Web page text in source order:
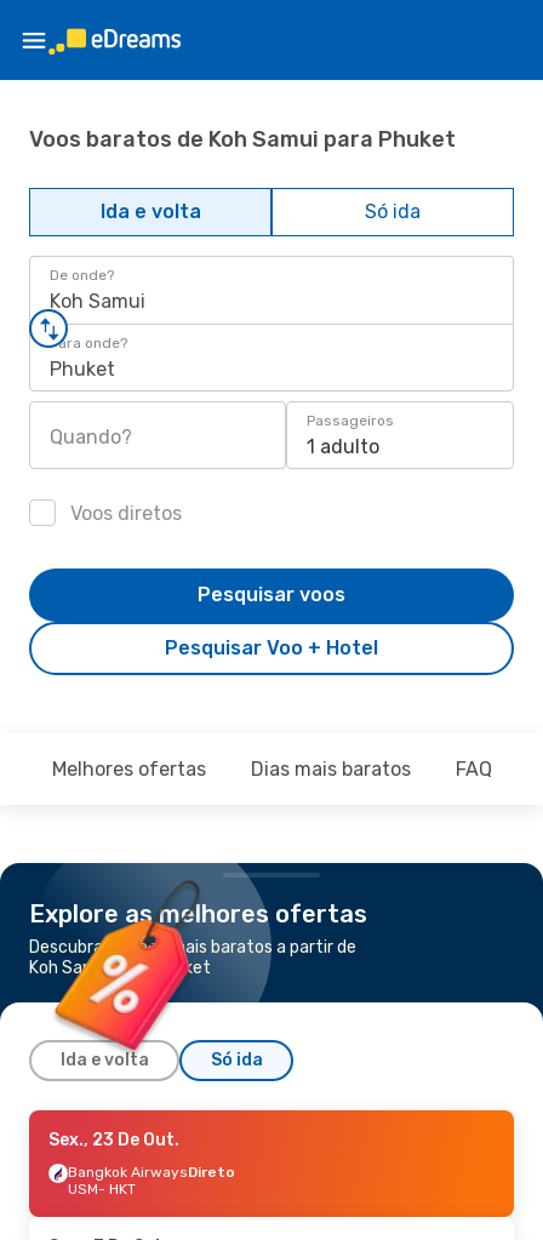
Voos baratos de Koh Samui para Phuket
Ida e volta Só ida
De onde?
Koh Samui
Para onde?
Phuket
Quando?
Passageiros
1 adulto
Voos diretos
Pesquisar Voo + Hotel
Pesquisar voos
Melhores ofertas Dias mais baratos FAQ
Explore as melhores ofertas
Descubra os voos mais baratos a partir de
Koh Samui para Phuket
Ida e volta Só ida
Ter., 13 De Out.- Sáb., 17 De Out.
Bangkok AirwaysDireto
USM- HKT
HKT- USM
Sex., 23 De Out.
Bangkok AirwaysDireto
USM- HKT